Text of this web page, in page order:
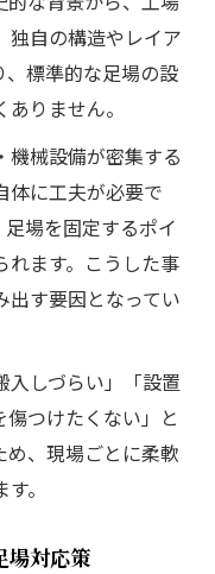
独自の構造やレイア
、標準的な足場の設
りません。
機械設備が密集する
体に工夫が必要で
場を固定するポイ
れます。こうした事
出す要因となってい
入しづらい」「設置
つけたくない」と
め、現場ごとに柔軟
。
場対応策